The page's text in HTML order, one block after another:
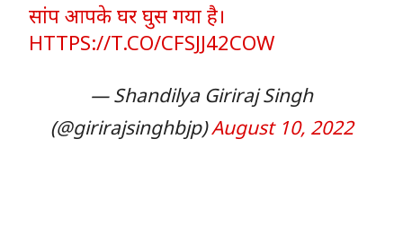
सांप आपके घर घुस गया है।
HTTPS://T.CO/CFSJJ42COW
— Shandilya Giriraj Singh
(@girirajsinghbjp)August 10, 2022